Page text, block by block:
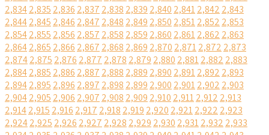
2,8342,835 2,836 2,837 2,838 2,839 2,840 2,8412,842 2,843
2,8442,845 2,846 2,847 2,848 2,849 2,850 2,8512,852 2,853
2,8542,855 2,856 2,857 2,858 2,859 2,860 2,8612,862 2,863
2,8642,865 2,866 2,867 2,868 2,869 2,870 2,8712,872 2,873
2,8742,875 2,876 2,877 2,878 2,879 2,880 2,8812,882 2,883
2,8842,885 2,886 2,887 2,888 2,889 2,890 2,8912,892 2,893
2,8942,895 2,896 2,897 2,898 2,899 2,900 2,9012,902 2,903
2,9042,905 2,906 2,907 2,908 2,909 2,910 2,9112,912 2,913
2,9142,915 2,916 2,917 2,918 2,919 2,920 2,9212,922 2,923
2,9242,925 2,926 2,927 2,928 2,929 2,930 2,9312,932 2,933